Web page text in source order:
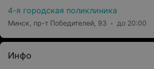
4-я городская поликлиника
Минск, пр-т Победителей, 93 до 20:00
Инфо